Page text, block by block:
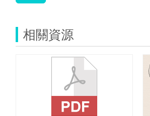
相關資源